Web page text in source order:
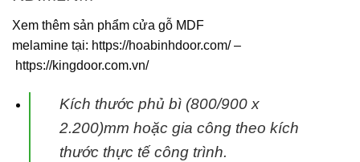
Xem thêm sản phẩm cửa gỗ MDF
melamine tại: https://hoabinhdoor.com/–
https://kingdoor.com.vn/
Kích thước phủ bì (800/900 x
2.200)mm hoặc gia công theo kích
thước thực tế công trình.